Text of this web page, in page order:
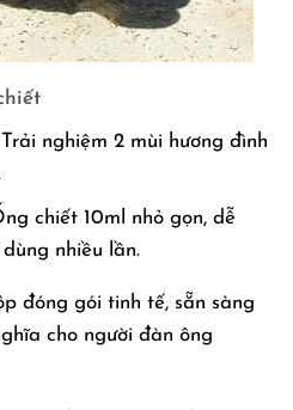
nghiệm 2 mùi hương đình
chiết 10ml nhỏ gọn, dễ
nhiều lần.
đóng gói tinh tế, sẵn sàng
cho người đàn ông